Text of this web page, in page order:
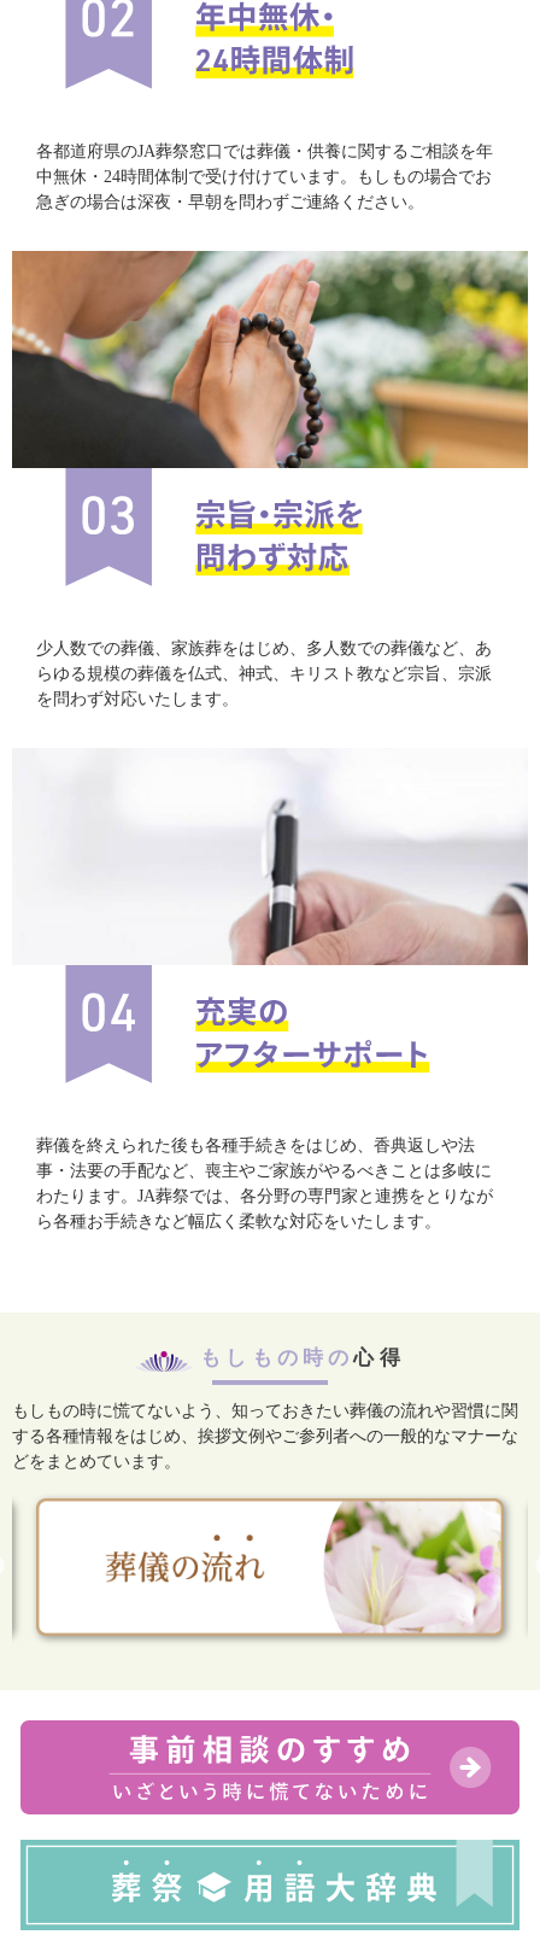
各都道府県のJA葬祭窓口では葬儀・供養に関するご相談を年
中無休・24時間体制で受け付けています。もしもの場合でお
急ぎの場合は深夜・早朝を問わずご連絡ください。
少人数での葬儀、家族葬をはじめ、多人数での葬儀など、あ
らゆる規模の葬儀を仏式、神式、キリスト教など宗旨、宗派
を問わず対応いたします。
葬儀を終えられた後も各種手続きをはじめ、香典返しや法
事・法要の手配など、喪主やご家族がやるべきことは多岐に
わたります。JA葬祭では、各分野の専門家と連携をとりなが
ら各種お手続きなど幅広く柔軟な対応をいたします。
もしもの時の心得
もしもの時に慌てないよう、知っておきたい葬儀の流れや習慣に関
する各種情報をはじめ、 挨拶文例やご参列者への一般的なマナーな
どをまとめています。